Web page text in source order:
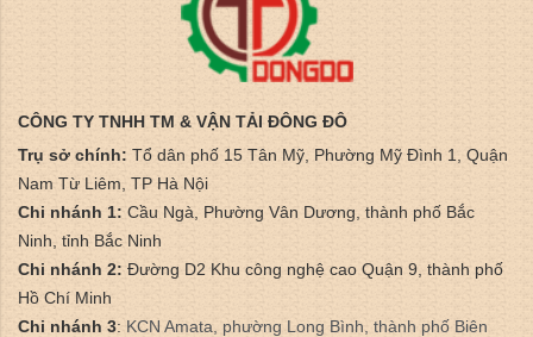
CÔNG TY TNHH TM & VẬN TẢI ĐÔNG ĐÔ
Trụ sở chính: Tổ dân phố 15 Tân Mỹ, Phường Mỹ Đình 1, Quận
Nam Từ Liêm, TP Hà Nội
Chi nhánh 1: Cầu Ngà, Phường Vân Dương, thành phố Bắc
Ninh, tỉnh Bắc Ninh
Chi nhánh 2: Đường D2 Khu công nghệ cao Quận 9, thành phố
Hồ Chí Minh
Chi nhánh 3: ​KCN Amata, phường Long Bình, thành phố Biên